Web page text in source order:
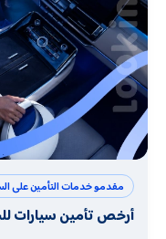
مقدمو خدمات التأمين على
أرخص تأمين سيارات